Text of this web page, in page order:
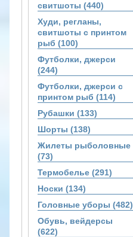
свитшоты (440)
Худи, регланы,
свитшоты с принтом
рыб (100)
Футболки, джерси
(244)
Футболки, джерси с
принтом рыб (114)
Рубашки (133)
Шорты (138)
Жилеты рыболовные
(73)
Термобелье (291)
Носки (134)
Головные уборы (482)
Обувь, вейдерсы
(622)